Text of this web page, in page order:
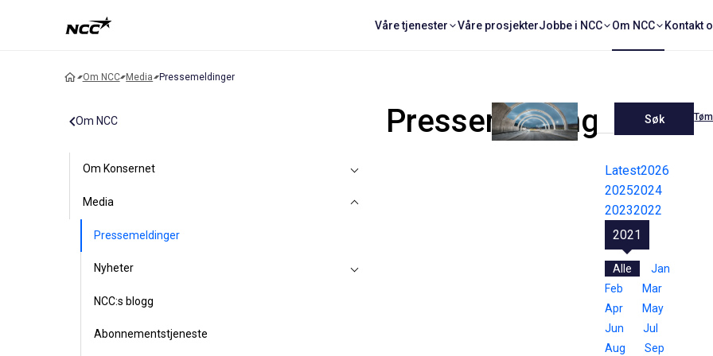
Våre tjenester Våre prosjekterJobbe i NCC Om NCC Kontakt
Om NCC Media Pressemeldinger
Om NCC
Om Konsernet
Media
Pressemeldinger
Nyheter
NCC:s blogg
Abonnementstjeneste
Pressemeldinger Søk
Latest2026
20252024
20232022
2021
Alle
Jan
Feb
Mar
Apr
May
Jun
Jul
Aug
Sep